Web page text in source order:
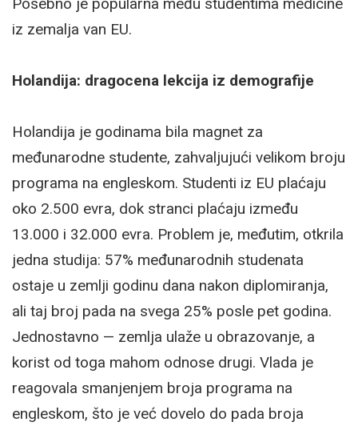
iz zemalja van EU.
Holandija: dragocena lekcija iz demografije
Holandija je godinama bila magnet za
međunarodne studente, zahvaljujući velikom broju
programa na engleskom. Studenti iz EU plaćaju
oko 2.500 evra, dok stranci plaćaju između
13.000 i 32.000 evra. Problem je, međutim, otkrila
jedna studija: 57% međunarodnih studenata
ostaje u zemlji godinu dana nakon diplomiranja,
ali taj broj pada na svega 25% posle pet godina.
Jednostavno — zemlja ulaže u obrazovanje, a
korist od toga mahom odnose drugi. Vlada je
reagovala smanjenjem broja programa na
engleskom, što je već dovelo do pada broja